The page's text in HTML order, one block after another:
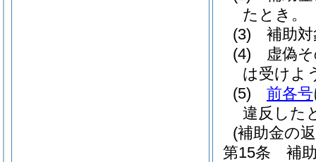
たとき。
(3)
補助
(4)
虚偽
は受けよ
(5)
前各号
違反した
(補助金の
第15条
補